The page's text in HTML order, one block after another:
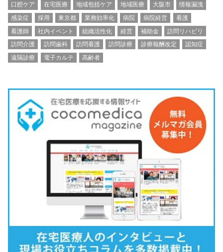
口腔ケア
在宅医療 地域包括ケア 地域医療 大阪市
情報漏洩
感染症
採用 東京都 業務効率化 病院 病院経営
看護
看護師
社内イベント 組織活性化 経営 補助金
訪問リハビリ
訪問介護
訪問歯科 訪問看護 訪問診療 診療報酬改定
認知症
遠隔診療
電子カルテ 高齢者